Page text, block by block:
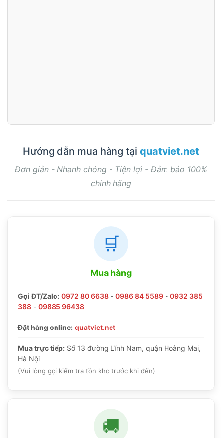
Hướng dẫn mua hàng tại quatviet.net
Đơn giản - Nhanh chóng - Tiện lợi - Đảm bảo 100%
chính hãng
🛒
Mua hàng
Gọi ĐT/Zalo: 0972 80 6638 - 0986 84 5589 - 0932 385
388 - 09885 96438
Đặt hàng online: quatviet.net
Mua trực tiếp: Số 13 đường Lĩnh Nam, quận Hoàng Mai,
Hà Nội
(Vui lòng gọi kiểm tra tồn kho trước khi đến)
🚚